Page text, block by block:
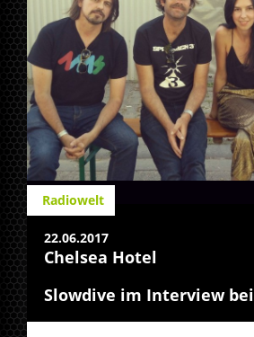
Radiowelt
22.06.2017
Chelsea Hotel
Slowdive im Interview